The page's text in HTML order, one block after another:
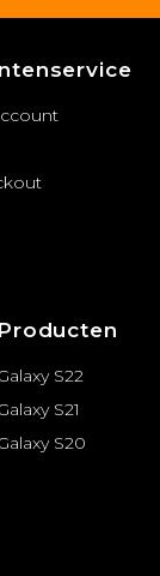
Producten
S22
S21
S20